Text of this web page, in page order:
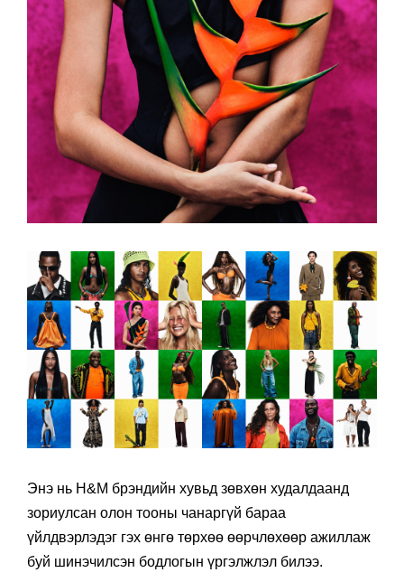
Энэ нь H&M брэндийн хувьд зөвхөн худалдаанд
зориулсан олон тооны чанаргүй бараа
үйлдвэрлэдэг гэх өнгө төрхөө өөрчлөхөөр ажиллаж
буй шинэчилсэн бодлогын үргэлжлэл билээ.